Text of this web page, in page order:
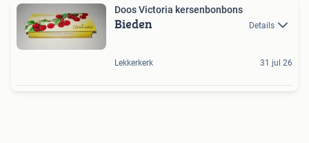
Doos Victoria kersenbonbons
Bieden Details
Lekkerkerk 31 jul 26